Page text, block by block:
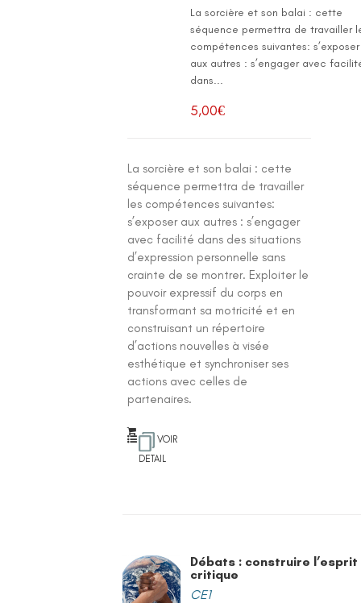
La sorcière et son balai : cette
séquence permettra de travailler
compétences suivantes: s’exposer
aux autres : s’engager avec
dans...
5,00€
La sorcière et son balai : cette
séquence permettra de travailler
les compétences suivantes:
s’exposer aux autres : s’engager
avec facilité dans des situations
d’expression personnelle sans
crainte de se montrer. Exploiter le
pouvoir expressif du corps en
transformant sa motricité et en
construisant un répertoire
d’actions nouvelles à visée
esthétique et synchroniser ses
actions avec celles de
partenaires.
VOIR
DETAIL
Débats : construire l’esprit
critique
CE1